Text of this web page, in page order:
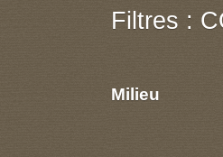
Filtres :
Milieu